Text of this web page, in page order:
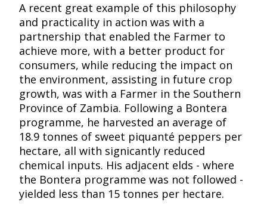
A recent great example of this philosophy
and practicality in action was with a
partnership that enabled the Farmer to
achieve more, with a better product for
consumers, while reducing the impact on
the environment, assisting in future crop
growth, was with a Farmer in the Southern
Province of Zambia. Following a Bontera
programme, he harvested an average of
18.9 tonnes of sweet piquanté peppers per
hectare, all with significantly reduced
chemical inputs. His adjacent fields - where
the Bontera programme was not followed -
yielded less than 15 tonnes per hectare.​​​​‌ ‍ ​‍​‍‌‍ ‌ ​‍‌‍‍‌‌‍‌ ‌‍‍‌‌‍ ‍​‍​‍​ ‍‍​‍​‍‌ ​ ‌‍​‌‌‍ ‍‌‍‍‌‌ ‌​‌ ‍‌​‍ ‍‌‍‍‌‌‍ ​‍​‍​‍ ​​‍​‍‌‍‍​‌ ​‍‌‍‌‌‌‍‌‍​‍​‍​ ‍‍​‍​‍​‍ ‌ ​ ‌ ‌​‌ ‌‌‌‍‌​‌‍‍‌‌‍ ​‍ ‌‍‍‌‌‍ ‍‌ ‌​‌‍‌‌‌‍ ‍‌ ‌​​‍ ‌‍‌‌‌‍‌​‌‍‍‌‌ ‌​​‍ ‌‍ ‌‌‍ ‌‍‌​‌‍‌‌​ ‌‌ ​​‌ ​‍‌‍‌‌‌ ​ ‌‍‌‌‌‍ ‍‌ ‌​‌‍​‌‌ ‌​‌‍‍‌‌‍ ‌‍ ‍​ ‍ ‌‍‍‌‌‍‌​​ ‌‌ ​​‌‍ ‌ ​ ‌ ‌​​‍ ‍‌ ​ ‌‍​‌​‍ ‍‌‍‌​‌‍ ‌‍‍‌‌‍ ‍‌‍‌ ​‍ ‌‌‍​‍‌‍‌‌‌ ‌​‌ ‌​‌‍‌‌‌ ​‍​‍ ‌‌ ​‍‌‍‌‌​‍ ‌‌‍‌​‌‍‌‌‌‍‌‍‌‍‍‌‌‍ ‍‌‍‍‌‌‍ ‍‌‍‌ ​‍ ‌‌ ​ ‌ ‌‌‌‍​ ‌‍​ ‌‍‌‌‌ ​ ‌ ​ ​‍ ‌‌‍‍‌‌‍ ‍​‍ ‌‌‍​‌‌‍‌ ‌ ​‍‌‍‍‌‌‍​ ‌ ‌‌‌‍ ​‌ ‌​‌ ‌‌‌ ​‍‌‍‌‌​‍ ‌‌‍‌‌‌‍ ‌‌ ​​‌‍ ‌ ‌ ‌‍‌‌‌ ​‍‌‍‍‌‌‍ ‍‌‍‌ ​‍ ‌‌‍‌‍‌‍​‌‌ ​‍‌‍ ‌‌‍‌‌‌ ​‍‌ ​ ​‍ ‌‌‍ ‍‌ ‌‌‌ ​‍‌ ‌​‌ ‌‌‌ ​‍‌‍‍‌‌‍ ‍‌‍‌ ​‍ ‌‌ ‌​‌‍‍​‌‍‌‌​‍ ‌‌‍‌‌‌‍ ‍‌ ‌‍‌‍‍‌‌ ​‍‌‍ ‌‍ ‍‌‍ ‌‌‍‌‌‌‍ ‍‌ ‌​​ ‍ ‌ ‌​‌ ‍‌‌ ​​‌‍‌‌​ ‌‌ ​​‌‍ ‌ ​ ‌ ‌​​ ‍ ‌ ​​‌‍​‌‌ ‌​‌‍‍​​ ‌‌‍​‍‌‍ ‌‍‌​‌ ‍‌​‍‌‌​ ‌‌‌​​‍‌‌ ‌‍‍ ‌‍‌‌‌ ‍‌​‍‌‌​ ​ ‌​‌​​‍‌‌​ ​ ‌​‌​​‍‌‌​ ​‍​ ​‍​ ‌‍​ ‌‌​ ‌​‌‍​‍‌‍​ ‌‍​ ​ ‌‌​ ‌​​ ‍‌​ ​‌‌‍​‌‌‍‌‌​‍‌‌​ ​‍​ ​‍​‍‌‌​ ‌‌‌​‌​​‍ ‍‌‍​ ‌‍‍​‌‍‍‌‌‍ ​‌‍‌​‌ ​‍‌‍‌‌‌‍ ‍​‍‌‌​ ‌‌‌​​‍‌‌ ‌‍‍ ‌‍‌‌‌ ‍‌​‍‌‌​ ​ ‌​‌​​‍‌‌​ ​ ‌​‌​​‍‌‌​ ​‍​ ​‍​ ​‌​ ​‍​ ​‍‌‍​ ​ ​​​ ‌‌​ ‍‌​ ‌‌‌‍‌‍‌‍​‌‌‍​ ​ ​ ​ ​​​‍‌‌​ ​‍​ ​‍​‍‌‌​ ‌‌‌​‌​​‍ ‍‌ ‌​‌‍‌‌‌ ‍​‌ ‌​​ ‌‍​‍‌‍​‌‌ ​ ‌‍‌‌‌‌‌‌‌ ​‍‌‍ ​​ ‌​‍‌‌​ ​‍‌​‌‍‌ ​ ‌ ‌​‌ ‌‌‌‍‌​‌‍‍‌‌‍ ​‍‌‍‌‍‍‌‌‍‌​​ ‌‌ ​​‌‍ ‌ ​ ‌ ‌​​‍ ‍‌ ​ ‌‍​‌​‍ ‍‌‍‌​‌‍ ‌‍‍‌‌‍ ‍‌‍‌ ​‍ ‌‌‍​‍‌‍‌‌‌ ‌​‌ ‌​‌‍‌‌‌ ​‍​‍ ‌‌ ​‍‌‍‌‌​‍ ‌‌‍‌​‌‍‌‌‌‍‌‍‌‍‍‌‌‍ ‍‌‍‍‌‌‍ ‍‌‍‌ ​‍ ‌‌ ​ ‌ ‌‌‌‍​ ‌‍​ ‌‍‌‌‌ ​ ‌ ​ ​‍ ‌‌‍‍‌‌‍ ‍​‍ ‌‌‍​‌‌‍‌ ‌ ​‍‌‍‍‌‌‍​ ‌ ‌‌‌‍ ​‌ ‌​‌ ‌‌‌ ​‍‌‍‌‌​‍ ‌‌‍‌‌‌‍ ‌‌ ​​‌‍ ‌ ‌ ‌‍‌‌‌ ​‍‌‍‍‌‌‍ ‍‌‍‌ ​‍ ‌‌‍‌‍‌‍​‌‌ ​‍‌‍ ‌‌‍‌‌‌ ​‍‌ ​ ​‍ ‌‌‍ ‍‌ ‌‌‌ ​‍‌ ‌​‌ ‌‌‌ ​‍‌‍‍‌‌‍ ‍‌‍‌ ​‍ ‌‌ ‌​‌‍‍​‌‍‌‌​‍ ‌‌‍‌‌‌‍ ‍‌ ‌‍‌‍‍‌‌ ​‍‌‍ ‌‍ ‍‌‍ ‌‌‍‌‌‌‍ ‍‌ ‌​​‍‌‍‌ ‌​‌ ‍‌‌ ​​‌‍‌‌​ ‌‌ ​​‌‍ ‌ ​ ‌ ‌​​‍‌‍‌ ​​‌‍​‌‌ ‌​‌‍‍​​ ‌‌‍​‍‌‍ ‌‍‌​‌ ‍‌​‍‌‌​ ‌‌‌​​‍‌‌ ‌‍‍ ‌‍‌‌‌ ‍‌​‍‌‌​ ​ ‌​‌​​‍‌‌​ ​ ‌​‌​​‍‌‌​ ​‍​ ​‍​ ‌‍​ ‌‌​ ‌​‌‍​‍‌‍​ ‌‍​ ​ ‌‌​ ‌​​ ‍‌​ ​‌‌‍​‌‌‍‌‌​‍‌‌​ ​‍​ ​‍​‍‌‌​ ‌‌‌​‌​​‍ ‍‌‍​ ‌‍‍​‌‍‍‌‌‍ ​‌‍‌​‌ ​‍‌‍‌‌‌‍ ‍​‍‌‌​ ‌‌‌​​‍‌‌ ‌‍‍ ‌‍‌‌‌ ‍‌​‍‌‌​ ​ ‌​‌​​‍‌‌​ ​ ‌​‌​​‍‌‌​ ​‍​ ​‍​ ​‌​ ​‍​ ​‍‌‍​ ​ ​​​ ‌‌​ ‍‌​ ‌‌‌‍‌‍‌‍​‌‌‍​ ​ ​ ​ ​​​‍‌‌​ ​‍​ ​‍​‍‌‌​ ‌‌‌​‌​​‍ ‍‌ ‌​‌‍‌‌‌ ‍​‌ ‌​​‍‌‍‌ ​​‌‍‌‌‌ ​‍‌ ​ ‌ ​​‌‍‌‌‌‍​ ‌ ‌​‌‍‍‌‌ ‌‍‌‍‌‌​ ‌‌ ​​‌ ‌‌‌‍​‍‌‍ ​‌‍‍‌‌ ​ ‌‍‍​‌‍‌‌‌‍‌​​‍​‍‌ ‌